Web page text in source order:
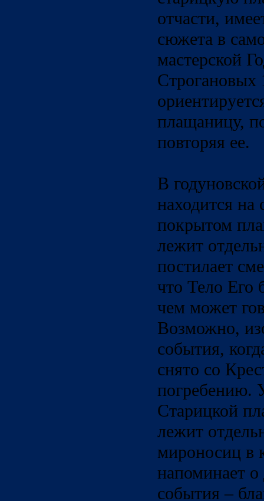
отчасти,
сюжета в
мастерской
Строгановых
плащаницу,
повторяя ее.
В
находится на
покрытом
лежит
постилает
что Тело Его
чем может
Возможно,
события,
снято со
погребению.
Старицкой
лежит
мироносиц в
напоминает
события –